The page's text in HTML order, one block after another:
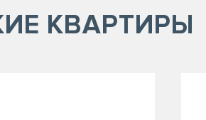
КВАРТИРЫ